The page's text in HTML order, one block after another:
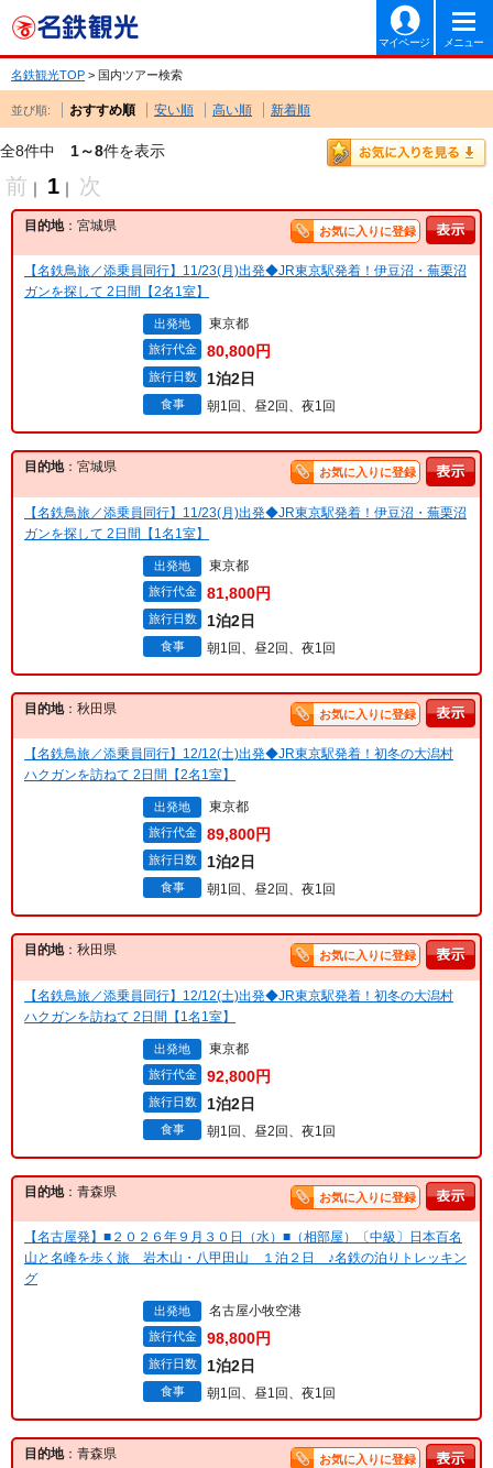
マイページ メニュー
名鉄観光TOP > 国内ツアー検索
並び順: おすすめ順 安い順 高い順 新着順
全8件中 1～8件を表示
前 ｜ 1 ｜ 次
目的地：宮城県 お気に入りに登録
【名鉄鳥旅／添乗員同行】11/23(月)出発◆JR東京駅発着！伊豆沼・蕪栗沼
ガンを探して 2日間【2名1室】
出発地 東京都
旅行代金 80,800円
旅行日数 1泊2日
食事 朝1回、昼2回、夜1回
目的地：宮城県 お気に入りに登録
【名鉄鳥旅／添乗員同行】11/23(月)出発◆JR東京駅発着！伊豆沼・蕪栗沼
ガンを探して 2日間【1名1室】
出発地 東京都
旅行代金 81,800円
旅行日数 1泊2日
食事 朝1回、昼2回、夜1回
目的地：秋田県 お気に入りに登録
【名鉄鳥旅／添乗員同行】12/12(土)出発◆JR東京駅発着！初冬の大潟村
ハクガンを訪ねて 2日間【2名1室】
出発地 東京都
旅行代金 89,800円
旅行日数 1泊2日
食事 朝1回、昼2回、夜1回
目的地：秋田県 お気に入りに登録
【名鉄鳥旅／添乗員同行】12/12(土)出発◆JR東京駅発着！初冬の大潟村
ハクガンを訪ねて 2日間【1名1室】
出発地 東京都
旅行代金 92,800円
旅行日数 1泊2日
食事 朝1回、昼2回、夜1回
目的地：青森県 お気に入りに登録
【名古屋発】■２０２６年９月３０日（水）■（相部屋）〔中級〕日本百名
山と名峰を歩く旅 岩木山・八甲田山 １泊２日 ♪名鉄の泊りトレッキン
グ
出発地 名古屋小牧空港
旅行代金 98,800円
旅行日数 1泊2日
食事 朝1回、昼1回、夜1回
目的地：青森県 お気に入りに登録